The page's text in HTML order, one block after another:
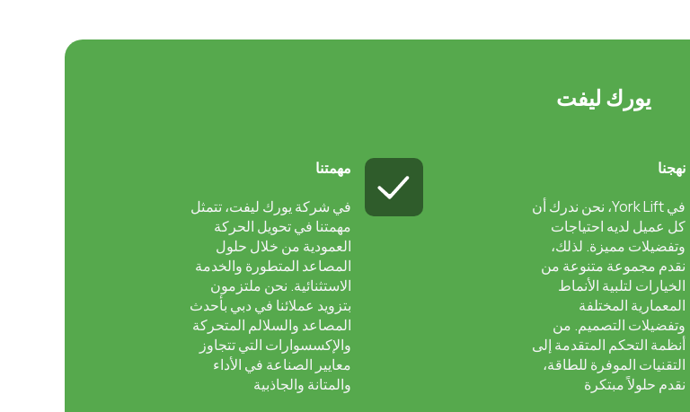
يورك ليفت
نهجنا
في York Lift، نحن ندرك أن
كل عميل لديه احتياجات
وتفضيلات مميزة. لذلك،
نقدم مجموعة متنوعة من
الخيارات لتلبية الأنماط
المعمارية المختلفة
وتفضيلات التصميم. من
أنظمة التحكم المتقدمة إلى
التقنيات الموفرة للطاقة،
نقدم حلولاً مبتكرة
مهمتنا
في شركة يورك ليفت، تتمثل
مهمتنا في تحويل الحركة
العمودية من خلال حلول
المصاعد المتطورة والخدمة
الاستثنائية. نحن ملتزمون
بتزويد عملائنا في دبي بأحدث
المصاعد والسلالم المتحركة
والإكسسوارات التي تتجاوز
معايير الصناعة في الأداء
والمتانة والجاذبية